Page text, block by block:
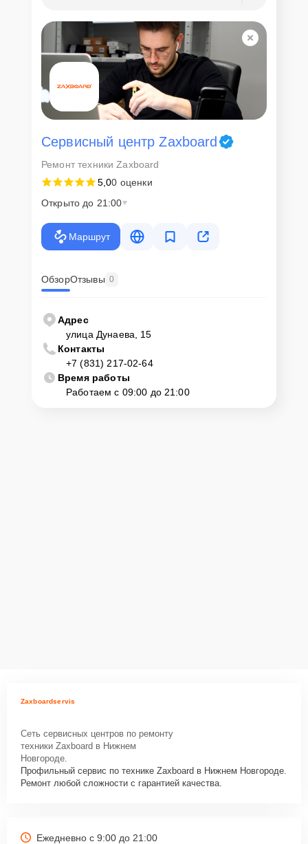
Сервисный центр Zaxboard
Ремонт техники Zaxboard
5,00 оценки
Открыто до 21:00
Маршрут
ОбзорОтзывы 0
Адрес
улица Дунаева, 15
Контакты
+7 (831) 217-02-64
Время работы
Работаем с 09:00 до 21:00
Zaxboardservis
Сеть сервисных центров по ремонту
техники Zaxboard в Нижнем
Новгороде.
Профильный сервис по технике Zaxboard в Нижнем Новгороде.
Ремонт любой сложности с гарантией качества.
Ежедневно с 9:00 до 21:00